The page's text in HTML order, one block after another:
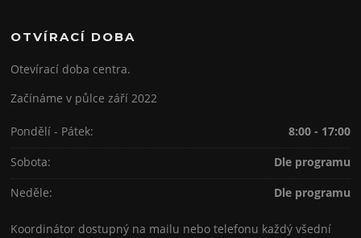
OTVÍRACÍ DOBA
Otevírací doba centra.
Začínáme v půlce září 2022
Pondělí - Pátek:
8:00 - 17:00
Sobota:
Dle programu
Neděle:
Dle programu
Koordinátor dostupný na mailu nebo telefonu každý všední